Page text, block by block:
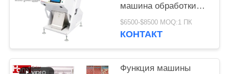
машина обработки
разделителя пиксела
$6500-$8500 MOQ:1 ПК
КОНТАКТ
Функция машины